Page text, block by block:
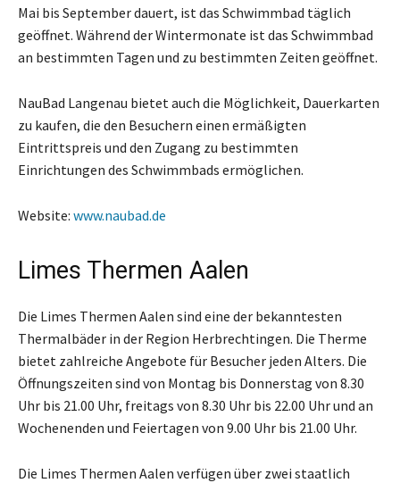
Mai bis September dauert, ist das Schwimmbad täglich
geöffnet. Während der Wintermonate ist das Schwimmbad
an bestimmten Tagen und zu bestimmten Zeiten geöffnet.
NauBad Langenau bietet auch die Möglichkeit, Dauerkarten
zu kaufen, die den Besuchern einen ermäßigten
Eintrittspreis und den Zugang zu bestimmten
Einrichtungen des Schwimmbads ermöglichen.
Website: www.naubad.de
Limes Thermen Aalen
Die Limes Thermen Aalen sind eine der bekanntesten
Thermalbäder in der Region Herbrechtingen. Die Therme
bietet zahlreiche Angebote für Besucher jeden Alters. Die
Öffnungszeiten sind von Montag bis Donnerstag von 8.30
Uhr bis 21.00 Uhr, freitags von 8.30 Uhr bis 22.00 Uhr und an
Wochenenden und Feiertagen von 9.00 Uhr bis 21.00 Uhr.
Die Limes Thermen Aalen verfügen über zwei staatlich